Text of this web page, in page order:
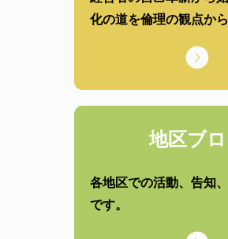
化の道を倫理の観点から
地区ブ
各地区での活動、告知
です。